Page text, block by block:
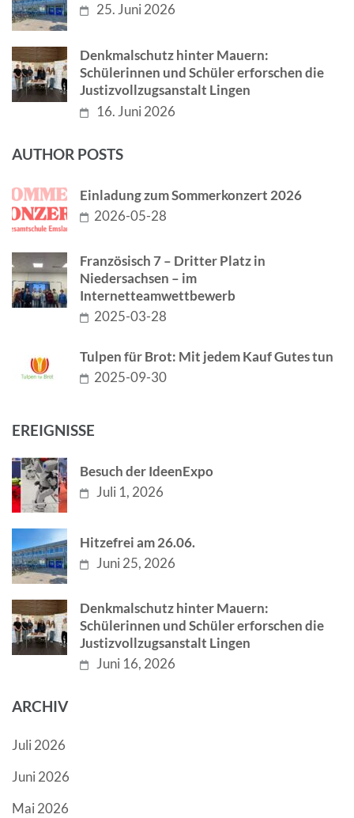
25. Juni 2026
Denkmalschutz hinter Mauern:
Schülerinnen und Schüler erforschen die
Justizvollzugsanstalt Lingen
16. Juni 2026
AUTHOR POSTS
Einladung zum Sommerkonzert 2026
2026-05-28
Französisch 7 – Dritter Platz in
Niedersachsen – im
Internetteamwettbewerb
2025-03-28
Tulpen für Brot: Mit jedem Kauf Gutes tun
2025-09-30
EREIGNISSE
Besuch der IdeenExpo
Juli 1, 2026
Hitzefrei am 26.06.
Juni 25, 2026
Denkmalschutz hinter Mauern:
Schülerinnen und Schüler erforschen die
Justizvollzugsanstalt Lingen
Juni 16, 2026
ARCHIV
Juli 2026
Juni 2026
Mai 2026